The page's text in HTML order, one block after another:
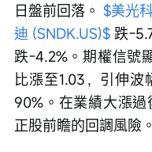
日盤前回落。 $美光
迪 (SNDK.US)$ 跌-
跌-4.2%。期權信號
比漲至1.03，引伸波
90%。在業績大漲
正股前瞻的回調風險。